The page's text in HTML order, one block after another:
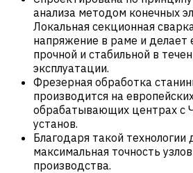
анализа методом конечных
Локальная секционная
напряжение в раме и делает
прочной и стабильной в
эксплуатации.
Фрезерная обработка
производится на
обрабатывающих центрах с
установ.
Благодаря такой технологии
максимальная точность
производства.